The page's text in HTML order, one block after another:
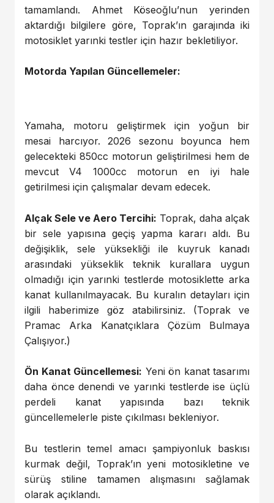
tamamlandı. Ahmet Köseoğlu’nun yerinden
aktardığı bilgilere göre, Toprak’ın garajında iki
motosiklet yarınki testler için hazır bekletiliyor.
Motorda Yapılan Güncellemeler:
Yamaha, motoru geliştirmek için yoğun bir
mesai harcıyor. 2026 sezonu boyunca hem
gelecekteki 850cc motorun geliştirilmesi hem de
mevcut V4 1000cc motorun en iyi hale
getirilmesi için çalışmalar devam edecek.
Alçak Sele ve Aero Tercihi: Toprak, daha alçak
bir sele yapısına geçiş yapma kararı aldı. Bu
değişiklik, sele yüksekliği ile kuyruk kanadı
arasındaki yükseklik teknik kurallara uygun
olmadığı için yarınki testlerde motosiklette arka
kanat kullanılmayacak. Bu kuralın detayları için
ilgili haberimize göz atabilirsiniz. (Toprak ve
Pramac Arka Kanatçıklara Çözüm Bulmaya
Çalışıyor.)
Ön Kanat Güncellemesi: Yeni ön kanat tasarımı
daha önce denendi ve yarınki testlerde ise üçlü
perdeli kanat yapısında bazı teknik
güncellemelerle piste çıkılması bekleniyor.
Bu testlerin temel amacı şampiyonluk baskısı
kurmak değil, Toprak’ın yeni motosikletine ve
sürüş stiline tamamen alışmasını sağlamak
olarak açıklandı.